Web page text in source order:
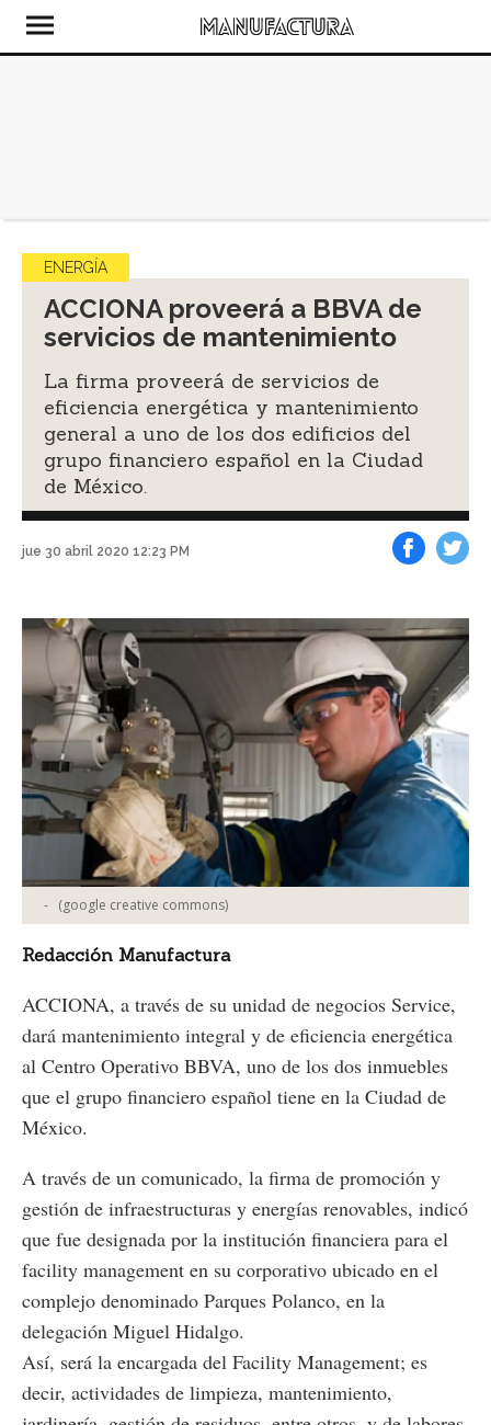
ENERGÍA
ACCIONA proveerá a BBVA de
servicios de mantenimiento
La firma proveerá de servicios de
eficiencia energética y mantenimiento
general a uno de los dos edificios del
grupo financiero español en la Ciudad
de México.
jue 30 abril 2020 12:23 PM
- (google creative commons)
Redacción Manufactura
ACCIONA, a través de su unidad de negocios Service,
dará mantenimiento integral y de eficiencia energética
al Centro Operativo BBVA, uno de los dos inmuebles
que el grupo financiero español tiene en la Ciudad de
México.
A través de un comunicado, la firma de promoción y
gestión de infraestructuras y energías renovables, indicó
que fue designada por la institución financiera para el
facility management en su corporativo ubicado en el
complejo denominado Parques Polanco, en la
delegación Miguel Hidalgo.
Así, será la encargada del Facility Management; es
decir, actividades de limpieza, mantenimiento,